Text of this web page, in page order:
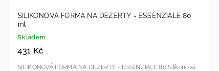
SILIKONOVÁ FORMA NA DEZERTY - ESSENZIALE 80
ml
Skladem
431 Kč
SILIKONOVÁ FORMA NA DEZERTY - ESSENZIALE 80 Silikonová